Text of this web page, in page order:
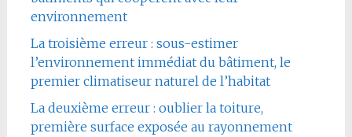
environnement
La troisième erreur : sous-estimer
l’environnement immédiat du bâtiment, le
premier climatiseur naturel de l’habitat
La deuxième erreur : oublier la toiture,
première surface exposée au rayonnement